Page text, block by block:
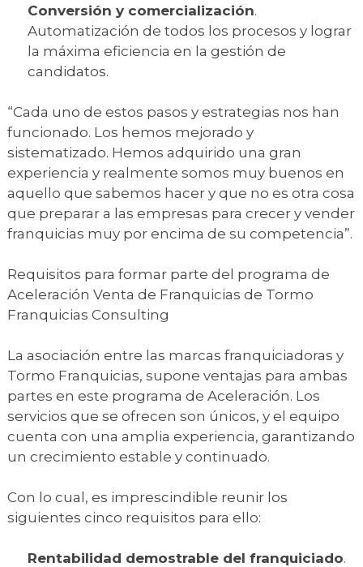
Conversión y comercialización.
Automatización de todos los procesos y lograr
la máxima eficiencia en la gestión de
candidatos.
“Cada uno de estos pasos y estrategias nos han
funcionado. Los hemos mejorado y
sistematizado. Hemos adquirido una gran
experiencia y realmente somos muy buenos en
aquello que sabemos hacer y que no es otra cosa
que preparar a las empresas para crecer y vender
franquicias muy por encima de su competencia”.
Requisitos para formar parte del programa de
Aceleración Venta de Franquicias de Tormo
Franquicias Consulting
La asociación entre las marcas franquiciadoras y
Tormo Franquicias, supone ventajas para ambas
partes en este programa de Aceleración. Los
servicios que se ofrecen son únicos, y el equipo
cuenta con una amplia experiencia, garantizando
un crecimiento estable y continuado.
Con lo cual, es imprescindible reunir los
siguientes cinco requisitos para ello:
Rentabilidad demostrable del franquiciado.